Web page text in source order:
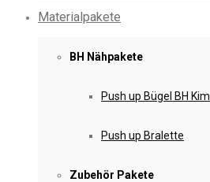
Materialpakete
BH Nähpakete
Push up Bügel BH Kim
Push up Bralette
Zubehör Pakete